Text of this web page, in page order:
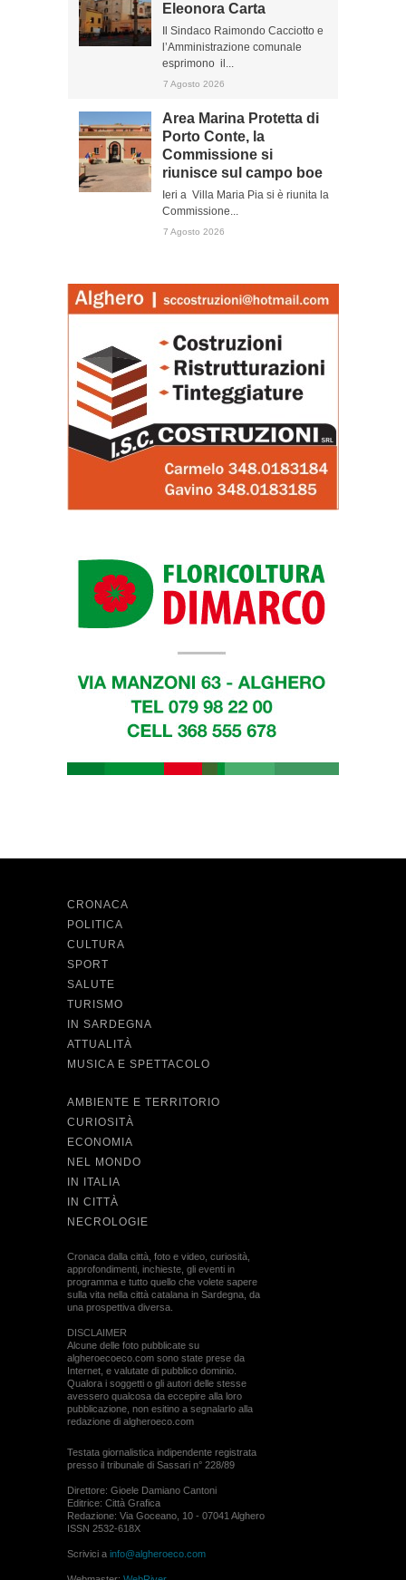
Eleonora Carta
Il Sindaco Raimondo Cacciotto e
l’Amministrazione comunale
esprimono il...
7 Agosto 2026
Area Marina Protetta di
Porto Conte, la
Commissione si
riunisce sul campo boe
Ieri a Villa Maria Pia si è riunita la
Commissione...
7 Agosto 2026
CRONACA
POLITICA
CULTURA
SPORT
SALUTE
TURISMO
IN SARDEGNA
ATTUALITÀ
MUSICA E SPETTACOLO
AMBIENTE E TERRITORIO
CURIOSITÀ
ECONOMIA
NEL MONDO
IN ITALIA
IN CITTÀ
NECROLOGIE
Cronaca dalla città, foto e video, curiosità,
approfondimenti, inchieste, gli eventi in
programma e tutto quello che volete sapere
sulla vita nella città catalana in Sardegna, da
una prospettiva diversa.
DISCLAIMER
Alcune delle foto pubblicate su
algheroecoeco.com sono state prese da
Internet, e valutate di pubblico dominio.
Qualora i soggetti o gli autori delle stesse
avessero qualcosa da eccepire alla loro
pubblicazione, non esitino a segnalarlo alla
redazione di algheroeco.com
Testata giornalistica indipendente registrata
presso il tribunale di Sassari n° 228/89
Direttore: Gioele Damiano Cantoni
Editrice: Città Grafica
Redazione: Via Goceano, 10 - 07041 Alghero
ISSN 2532-618X
Scrivici a info@algheroeco.com